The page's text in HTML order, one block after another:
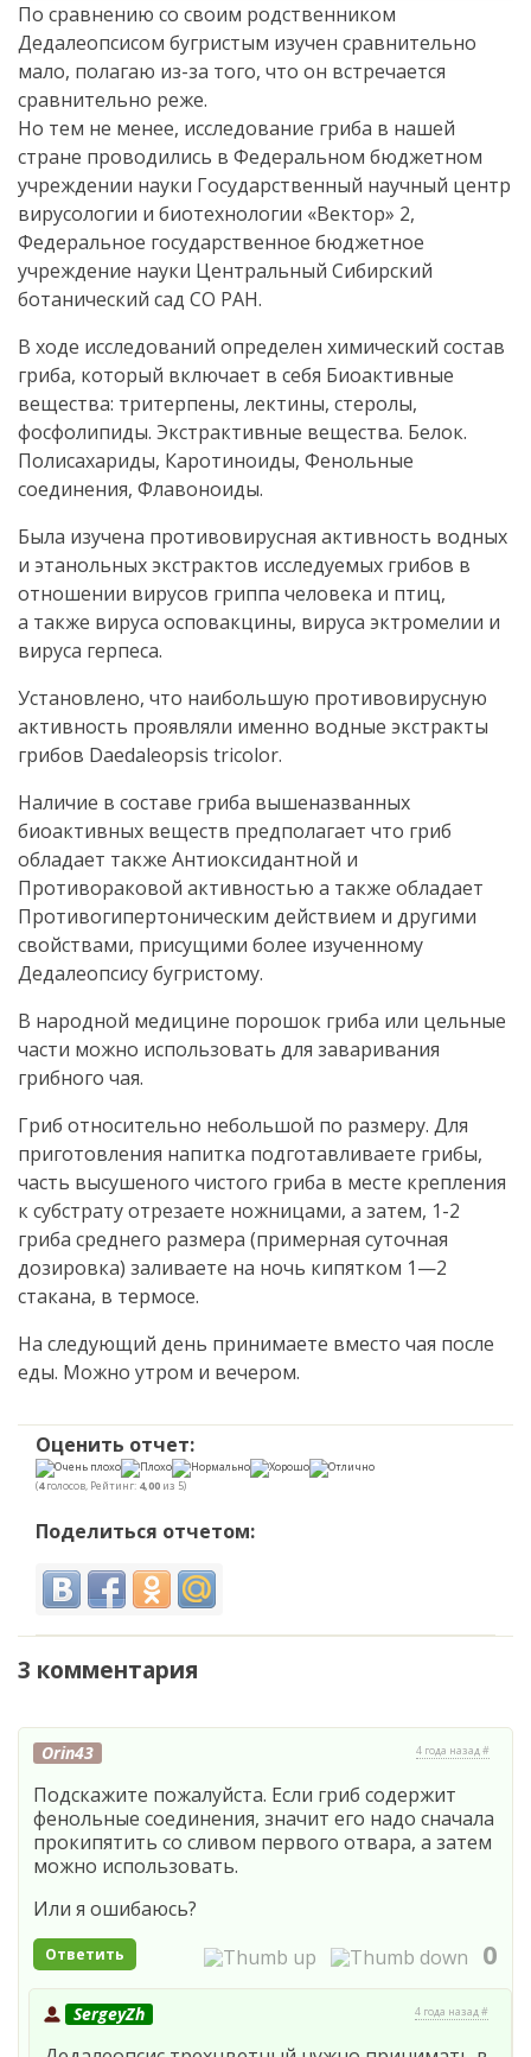
По сравнению со своим родственником
Дедалеопсисом бугристым изучен сравнительно
мало, полагаю из-за того, что он встречается
сравнительно реже.
Но тем не менее, исследование гриба в нашей
стране проводились в Федеральном бюджетном
учреждении науки Государственный научный центр
вирусологии и биотехнологии «Вектор» 2,
Федеральное государственное бюджетное
учреждение науки Центральный Сибирский
ботанический сад СО РАН.
В ходе исследований определен химический состав
гриба, который включает в себя Биоактивные
вещества: тритерпены, лектины, стеролы,
фосфолипиды. Экстрактивные вещества. Белок.
Полисахариды, Каротиноиды, Фенольные
соединения, Флавоноиды.
Была изучена противовирусная активность водных
и этанольных экстрактов исследуемых грибов в
отношении вирусов гриппа человека и птиц,
а также вируса осповакцины, вируса эктромелии и
вируса герпеса.
Установлено, что наибольшую противовирусную
активность проявляли именно водные экстракты
грибов Daedaleopsis tricolor.
Наличие в составе гриба вышеназванных
биоактивных веществ предполагает что гриб
обладает также Антиоксидантной и
Противораковой активностью а также обладает
Противогипертоническим действием и другими
свойствами, присущими более изученному
Дедалеопсису бугристому.
В народной медицине порошок гриба или цельные
части можно использовать для заваривания
грибного чая.
Гриб относительно небольшой по размеру. Для
приготовления напитка подготавливаете грибы,
часть высушеного чистого гриба в месте крепления
к субстрату отрезаете ножницами, а затем, 1-2
гриба среднего размера (примерная суточная
дозировка) заливаете на ночь кипятком 1—2
стакана, в термосе.
На следующий день принимаете вместо чая после
еды. Можно утром и вечером.
Оценить отчет:
(4голосов, Рейтинг: 4,00 из 5)
Поделиться отчетом:
3 комментария
Orin43 4 года назад #
Подскажите пожалуйста. Если гриб содержит
фенольные соединения, значит его надо сначала
прокипятить со сливом первого отвара, а затем
можно использовать.
Или я ошибаюсь?
Ответить 0
SergeyZh 4 года назад #